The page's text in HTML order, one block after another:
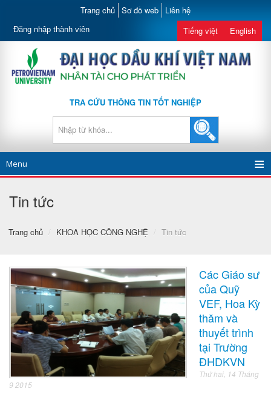
Trang chủ Sơ đồ web Liên hệ
Đăng nhập thành viên Tiếng việt English
TRA CỨU THÔNG TIN TỐT NGHIỆP
Menu
Tin tức
Trang chủ / KHOA HỌC CÔNG NGHỆ / Tin tức
Các Giáo sư
của Quỹ
VEF, Hoa Kỳ
thăm và
thuyết trình
tại Trường
ĐHDKVN
Thứ hai, 14 Tháng
9 2015